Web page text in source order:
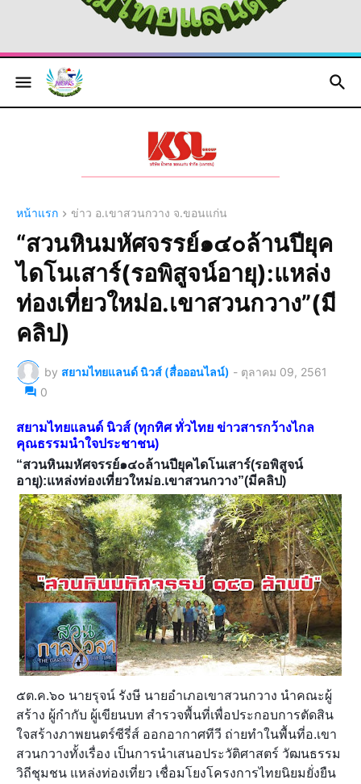
หน้าแรก ข่าว อ.เขาสวนกวาง จ.ขอนแก่น
“สวนหินมหัศจรรย์๑๔๐ล้านปียุค
ไดโนเสาร์(รอพิสูจน์อายุ):แหล่ง
ท่องเที่ยวใหม่อ.เขาสวนกวาง”(มี
คลิป)
by สยามไทยแลนด์ นิวส์ (สื่อออนไลน์) - ตุลาคม 09, 2561
0
สยามไทยแลนด์ นิวส์ (ทุกทิศ ทั่วไทย ข่าวสารกว้างไกล
คุณธรรมนำใจประชาชน)
“สวนหินมหัศจรรย์๑๔๐ล้านปียุคไดโนเสาร์(รอพิสูจน์
อายุ):แหล่งท่องเที่ยวใหม่อ.เขาสวนกวาง”(มีคลิป)
๕ต.ค.๖๐ นายรุจน์ รังษี นายอำเภอเขาสวนกวาง นำคณะผู้
สร้าง ผู้กำกับ ผู้เขียนบท สำรวจพื้นที่เพื่อประกอบการตัดสิน
ใจสร้างภาพยนตร์ซีรี่ส์ ออกอากาศทีวี ถ่ายทำในพื้นที่อ.เขา
สวนกวางทั้งเรื่อง เป็นการนำเสนอประวัติศาสตร์ วัฒนธรรม
วิถีชุมชน แหล่งท่องเที่ยว เชื่อมโยงโครงการไทยนิยมยั่งยืน